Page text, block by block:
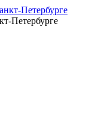
Петербурге